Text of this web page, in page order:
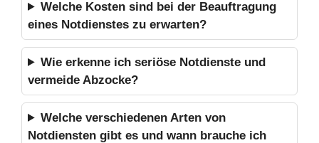
Welche Kosten sind bei der Beauftragung
eines Notdienstes zu erwarten?
Wie erkenne ich seriöse Notdienste und
vermeide Abzocke?
Welche verschiedenen Arten von
Notdiensten gibt es und wann brauche ich